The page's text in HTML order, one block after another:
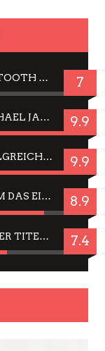
JBL TUNE 720BT: OVER EAR BLUETOOTH KOPFHÖRER UM DIE 50,-€ IM DAUER-TEST 7
WEGEN DES ERFOLGES – MJ: MICHAEL JACKSON MUSICAL IN EINER MATINEE SEHEN 9.9
JELLYFISH HAMBURG: DAS ERFOLGREICHE SOMMER-MENÜ 2025 IN GEFÜHLEN UND BILDERN 9.9
CÉSAR FÜR JIM CARREY? WARUM DAS EINER DER NERVIGSTEN ACTORS IST UND BLEIBT 8.9
JING JING: IN-THAI RÄUMT WIEDER TITEL AB – EIN ZWEI-STUNDEN-ERLEBNISBERICHT 7.4